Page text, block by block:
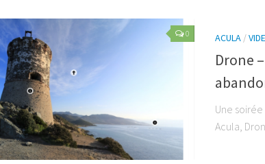
0 ACULA /
Drone
Une
Acula,